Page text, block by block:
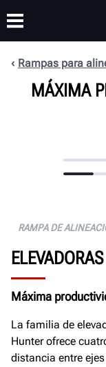
Rampas para
MÁXIMA
RAMPA DE
Máxima
La familia de
Hunter ofrece
distancia entre